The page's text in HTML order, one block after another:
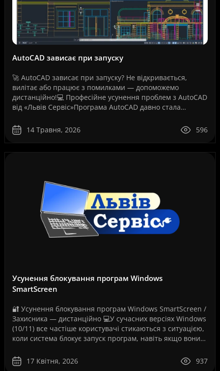
AutoCAD зависає при запуску
🚀 AutoCAD зависає при запуску? Не відкривається,
вилітає або працює з помилками — допоможемо
дистанційно!💻 Професійне усунення проблем з AutoCAD
від «Львів Сервіс»Програма AutoCAD давно стала
проект..14 Травня, 2026 596
Усунення блокування програм Windows
SmartScreen
🔐 Усунення блокування програм Windows SmartScreen /
Захисника — дистанційно 💻У сучасних версіях Windows
(10/11) все частіше користувачі стикаються з ситуацією,
коли система блокує запуск програм, навіть якщо вони
17 Квітня, 2026
937